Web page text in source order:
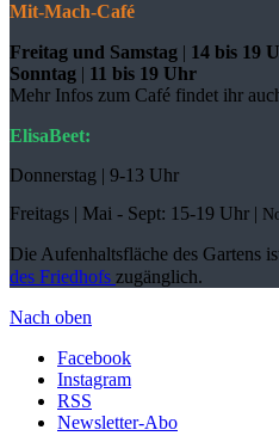
Mit-Mach-Café
Freitag und Samstag | 14 bis 19
Sonntag | 11 bis 19 Uhr
Mehr Infos zum Café findet ihr
ElisaBeet:
Donnerstag | 9-13 Uhr
Freitags | Mai - Sept: 15-19 Uhr |
Die Aufenhaltsfläche des Gartens
des Friedhofs zugänglich.
Nach oben
Facebook
Instagram
RSS
Newsletter-Abo